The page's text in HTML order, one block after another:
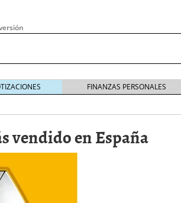
FINANZAS PERSONALES
vendido en España